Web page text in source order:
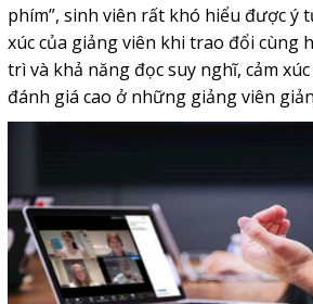
phím”, sinh viên rất khó hiểu được ý
xúc của giảng viên khi trao đổi cùng
trì và khả năng đọc suy nghĩ, cảm
đánh giá cao ở những giảng viên